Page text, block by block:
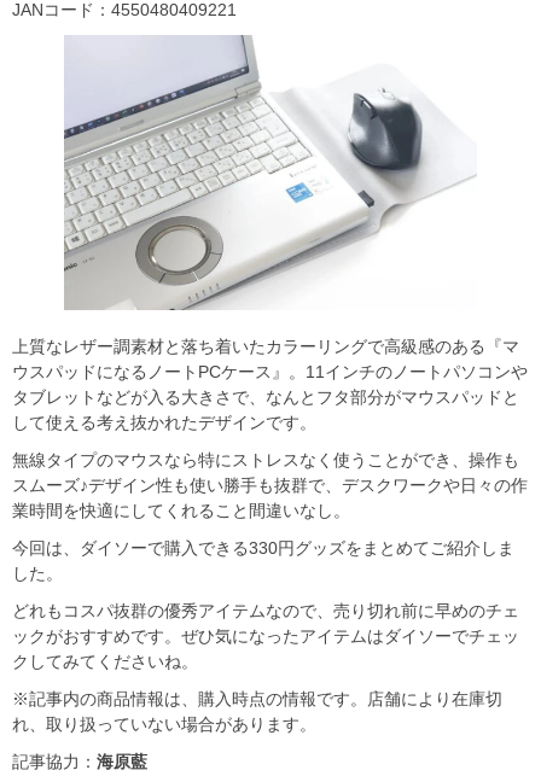
JANコード：4550480409221
上質なレザー調素材と落ち着いたカラーリングで高級感のある『マ
ウスパッドになるノートPCケース』。11インチのノートパソコンや
タブレットなどが入る大きさで、なんとフタ部分がマウスパッドと
して使える考え抜かれたデザインです。
無線タイプのマウスなら特にストレスなく使うことができ、操作も
スムーズ♪デザイン性も使い勝手も抜群で、デスクワークや日々の作
業時間を快適にしてくれること間違いなし。
今回は、ダイソーで購入できる330円グッズをまとめてご紹介しま
した。
どれもコスパ抜群の優秀アイテムなので、売り切れ前に早めのチェ
ックがおすすめです。ぜひ気になったアイテムはダイソーでチェッ
クしてみてくださいね。
※記事内の商品情報は、購入時点の情報です。店舗により在庫切
れ、取り扱っていない場合があります。
記事協力： 海原藍